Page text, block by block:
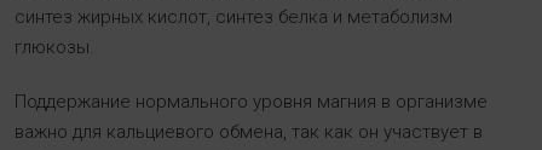
синтез жирных кислот, синтез белка и метаболизм
глюкозы.
Поддержание нормального уровня магния в организме
важно для кальциевого обмена, так как он участвует в